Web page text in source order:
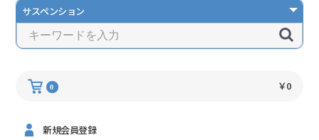
0 ￥0
新規会員登録